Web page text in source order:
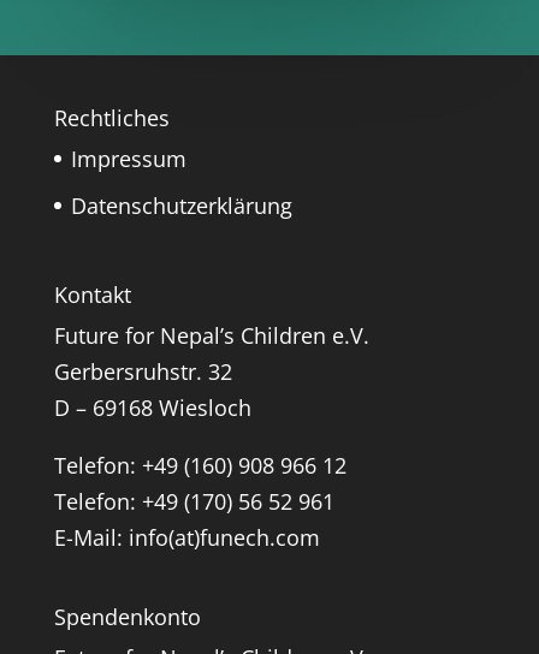
Rechtliches
Impressum
Datenschutzerklärung
Kontakt
Future for Nepal’s Children e.V.
Gerbersruhstr. 32
D – 69168 Wiesloch
Telefon: +49 (160) 908 966 12
Telefon: +49 (170) 56 52 961
E-Mail: info(at)funech.com
Spendenkonto